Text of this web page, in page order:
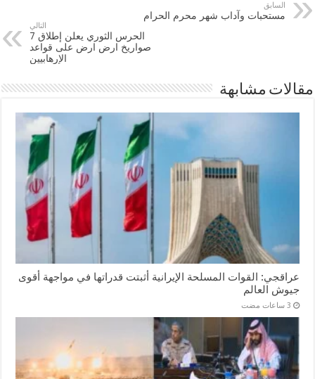
السابق
مستحبات وآداب شهر محرم الحرام
التالي
الحرس الثوري يعلن إطلاق 7
صواريخ ارض ارض على قواعد
الإرهابيين
مقالات مشابهة
عراقجي: القوات المسلحة الإيرانية أثبتت قدراتها في مواجهة أقوى
جيوش العالم